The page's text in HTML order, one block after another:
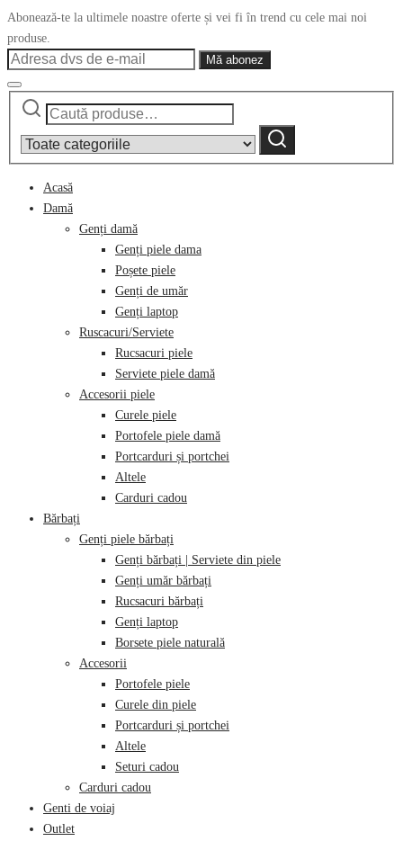
Abonează-te la ultimele noastre oferte și vei fi în trend cu cele mai noi
produse.
Caută
category:
Caută
Acasă
Damă
Genți damă
Genți piele dama
Poșete piele
Genți de umăr
Genți laptop
Ruscacuri/Serviete
Rucsacuri piele
Serviete piele damă
Accesorii piele
Curele piele
Portofele piele damă
Portcarduri și portchei
Altele
Carduri cadou
Bărbați
Genți piele bărbați
Genți bărbați | Serviete din piele
Genți umăr bărbați
Rucsacuri bărbați
Genți laptop
Borsete piele naturală
Accesorii
Portofele piele
Curele din piele
Portcarduri și portchei
Altele
Seturi cadou
Carduri cadou
Genti de voiaj
Outlet